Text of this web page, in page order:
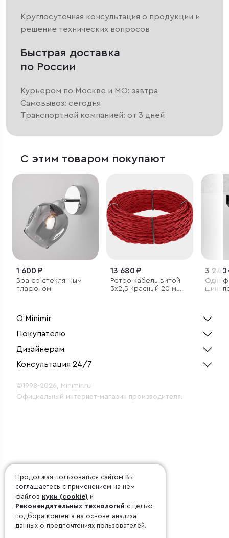
Круглосуточная консультация о продукции и
решение технических вопросов
Быстрая доставка
по России
Курьером по Москве и МО: завтра
Самовывоз: сегодня
Транспортной компанией: от 3 дней
С этим товаром покупают
1 600 ₽
Бра со стеклянным
плафоном
13 680 ₽
Ретро кабель витой
3х2,5 красный 20 м
3 240
О Minimir
Покупателю
Дизайнерам
Консультация 24/7
©1998-2026, Minimir.ru
Официальный интернет-магазин производителя.
Продолжая пользоваться сайтом Вы
соглашаетесь с применением на нём
файлов куки (cookie) и
Рекомендательных технологий с целью
подбора контента на основе анализа
данных о предпочтениях пользователей.